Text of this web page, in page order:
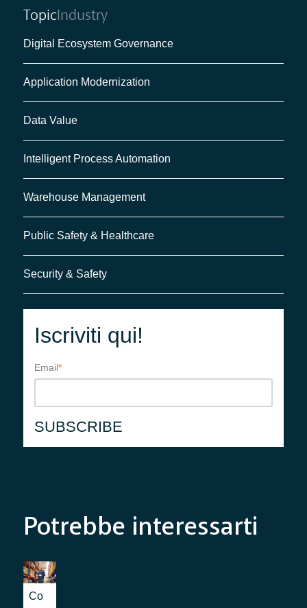
TopicIndustry
Digital Ecosystem Governance
Application Modernization
Data Value
Intelligent Process Automation
Warehouse Management
Public Safety & Healthcare
Security & Safety
Iscriviti qui!
Email*
Potrebbe interessarti
Co